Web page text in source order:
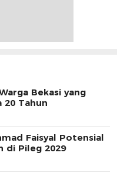
Bekasi yang
20 Tahun
Faisyal Potensial
di Pileg 2029